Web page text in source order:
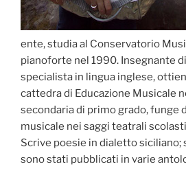
ente, studia al Conservatorio
pianoforte nel 1990. Insegnante
specialista in lingua inglese,
cattedra di Educazione Musicale
secondaria di primo grado, funge
musicale nei saggi teatrali
Scrive poesie in dialetto
sono stati pubblicati in varie